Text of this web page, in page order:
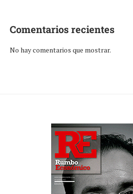
Comentarios recientes
No hay comentarios que mostrar.